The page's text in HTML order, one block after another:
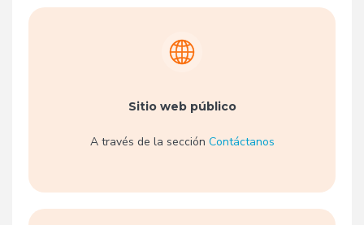
Sitio web público
A través de la sección Contáctanos